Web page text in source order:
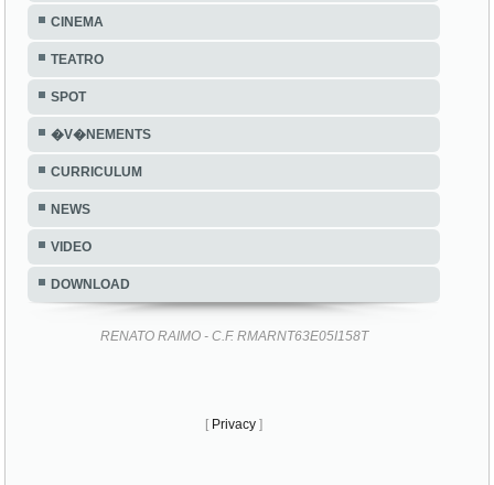
CINEMA
TEATRO
SPOT
�V�NEMENTS
CURRICULUM
NEWS
VIDEO
DOWNLOAD
RENATO RAIMO - C.F. RMARNT63E05I158T
[ Privacy ]